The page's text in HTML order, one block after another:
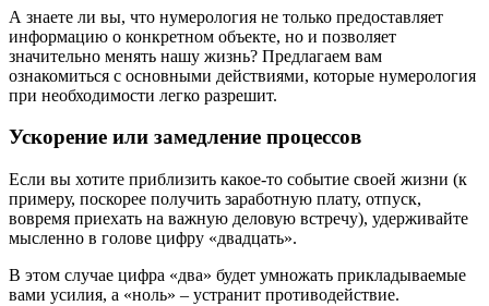
А знаете ли вы, что нумерология не только предоставляет
информацию о конкретном объекте, но и позволяет
значительно менять нашу жизнь? Предлагаем вам
ознакомиться с основными действиями, которые нумерология
при необходимости легко разрешит.
Ускорение или замедление процессов
Если вы хотите приблизить какое-то событие своей жизни (к
примеру, поскорее получить заработную плату, отпуск,
вовремя приехать на важную деловую встречу), удерживайте
мысленно в голове цифру «двадцать».
В этом случае цифра «два» будет умножать прикладываемые
вами усилия, а «ноль» – устранит противодействие.